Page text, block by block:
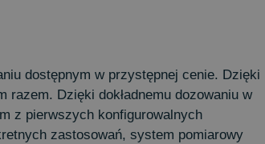
dostępnym w przystępnej cenie. Dzięki
Dzięki dokładnemu dozowaniu w
z pierwszych konfigurowalnych
zastosowań, system pomiarowy